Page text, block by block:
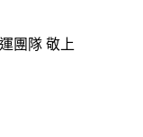
團隊 敬上